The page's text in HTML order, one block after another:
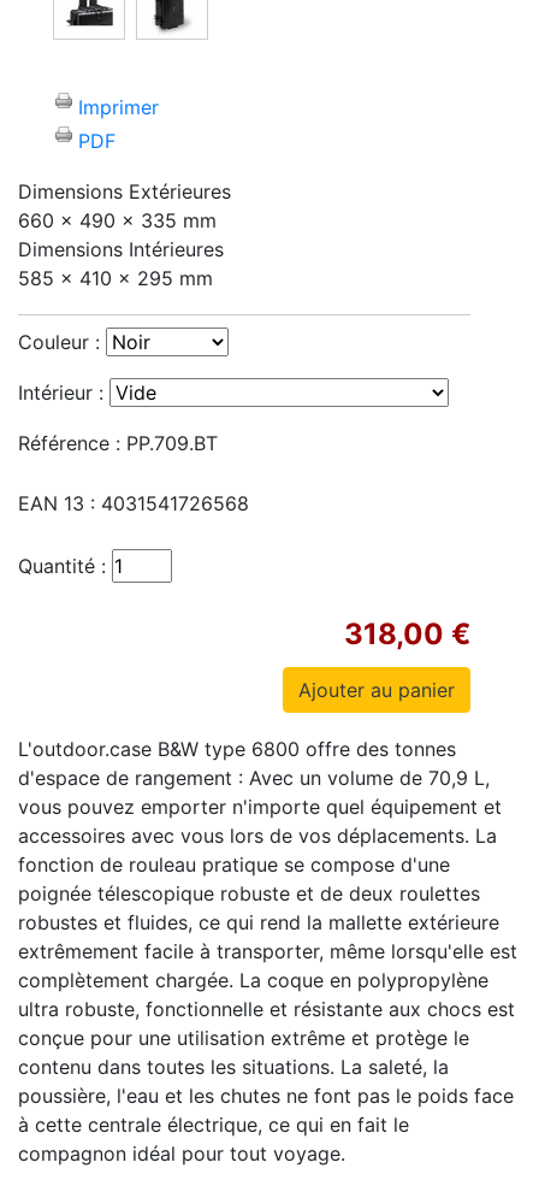
Imprimer
PDF
Dimensions Extérieures
660 x 490 x 335 mm
Dimensions Intérieures
585 x 410 x 295 mm
Couleur :
Intérieur :
Référence : PP.709.BT
EAN 13 : 4031541726568
Quantité :
318,00 €
L'outdoor.case B&W type 6800 offre des tonnes
d'espace de rangement : Avec un volume de 70,9 L,
vous pouvez emporter n'importe quel équipement et
accessoires avec vous lors de vos déplacements. La
fonction de rouleau pratique se compose d'une
poignée télescopique robuste et de deux roulettes
robustes et fluides, ce qui rend la mallette extérieure
extrêmement facile à transporter, même lorsqu'elle est
complètement chargée. La coque en polypropylène
ultra robuste, fonctionnelle et résistante aux chocs est
conçue pour une utilisation extrême et protège le
contenu dans toutes les situations. La saleté, la
poussière, l'eau et les chutes ne font pas le poids face
à cette centrale électrique, ce qui en fait le
compagnon idéal pour tout voyage.